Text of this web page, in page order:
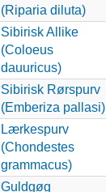
(Riparia diluta)
Sibirisk Allike
(Coloeus
dauuricus)
Sibirisk Rørspurv
(Emberiza pallasi)
Lærkespurv
(Chondestes
grammacus)
Guldgøg